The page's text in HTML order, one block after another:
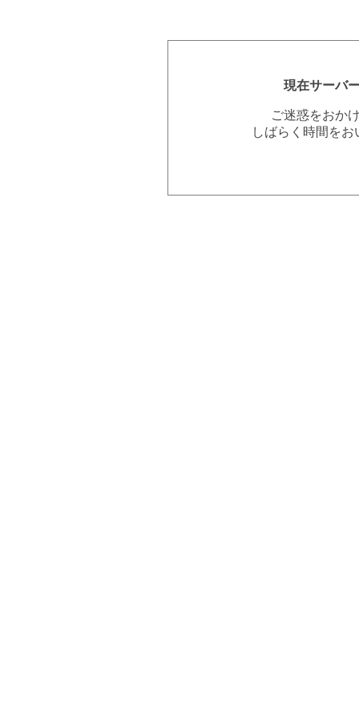
現在サーバ
ご迷惑をおか
しばらく時間を